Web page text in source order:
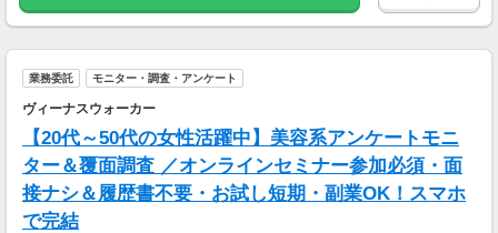
業務委託 モニター・調査・アンケート
ヴィーナスウォーカー
【20代～50代の女性活躍中】美容系アンケートモニ
ター＆覆面調査 ／オンラインセミナー参加必須・面
接ナシ＆履歴書不要・お試し短期・副業OK！スマホ
で完結